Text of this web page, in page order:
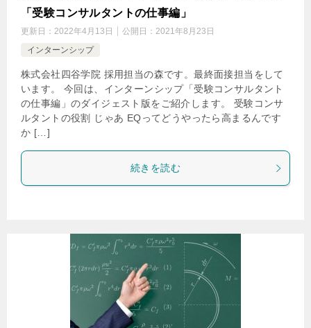
「受験コンサルタントの仕事編」
更新日： 2022年4月13日 公開日： 2021年8月23日
インターンシップ
株式会社四谷学院 採用担当の森です。最終面接担当をして
います。 今回は、インターンシップ「受験コンサルタント
の仕事編」のダイジェスト版をご紹介します。 受験コンサ
ルタントの役割 じゃあ EQってどうやったら高まるんです
か […]
続きを読む